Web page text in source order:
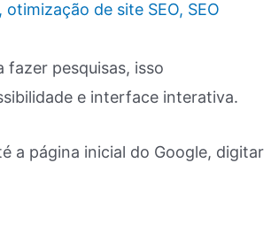
, otimização de site SEO, SEO
fazer pesquisas, isso
e interface interativa.
a página inicial do Google, digitar